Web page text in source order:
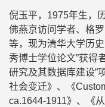
倪玉平，1975年生，
佛燕京访问学者、格
等，现为清华大学历
秀博士学位论文”获得
研究及其数据库建设”
社会变迁》、《
ca.1644-1911》、《